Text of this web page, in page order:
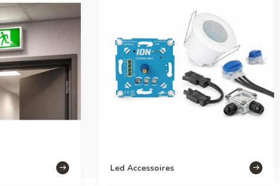
Led Accessoires